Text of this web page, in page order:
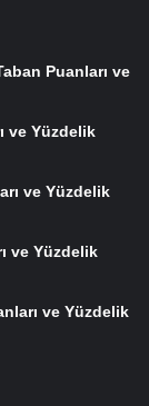
Puanları ve
ve Yüzdelik
ve Yüzdelik
ve Yüzdelik
ve Yüzdelik